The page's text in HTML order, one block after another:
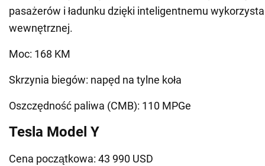
pasażerów i ładunku dzięki inteligentnemu
wewnętrznej.
Moc: 168 KM
Skrzynia biegów: napęd na tylne koła
Oszczędność paliwa (CMB): 110 MPGe
Tesla Model Y
Cena początkowa: 43 990 USD